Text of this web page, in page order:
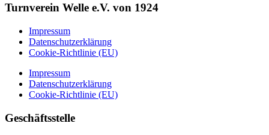
Turnverein Welle e.V. von 1924
Impressum
Datenschutzerklärung
Cookie-Richtlinie (EU)
Impressum
Datenschutzerklärung
Cookie-Richtlinie (EU)
Geschäftsstelle